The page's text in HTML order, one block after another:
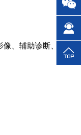
、辅助诊断、